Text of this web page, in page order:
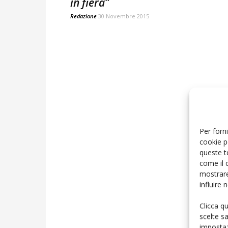
Per
cookie
queste
come il
influire
Clicca
scelte
Redazione 30 Novembre 2015